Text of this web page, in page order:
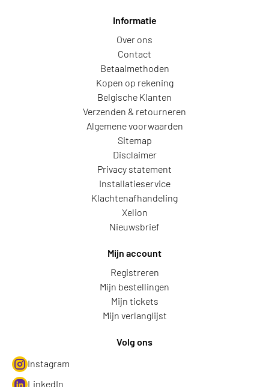
Informatie
Over ons
Contact
Betaalmethoden
Kopen op rekening
Belgische Klanten
Verzenden & retourneren
Algemene voorwaarden
Sitemap
Disclaimer
Privacy statement
Installatieservice
Klachtenafhandeling
Xelion
Nieuwsbrief
Mijn account
Registreren
Mijn bestellingen
Mijn tickets
Mijn verlanglijst
Volg ons
Instagram
LinkedIn